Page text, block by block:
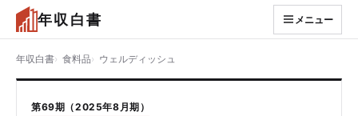
年収白書 メニュー
年収白書 食料品 ウェルディッシュ
第69期（2025年8月期）